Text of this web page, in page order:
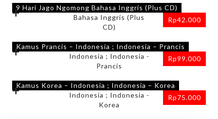
+9 Hari Jago Ngomong Bahasa Inggris (Plus CD)
Rp42.000
+Kamus Prancis – Indonesia ; Indonesia – Prancis
Rp99.000
+Kamus Korea – Indonesia ; Indonesia – Korea
Rp75.000